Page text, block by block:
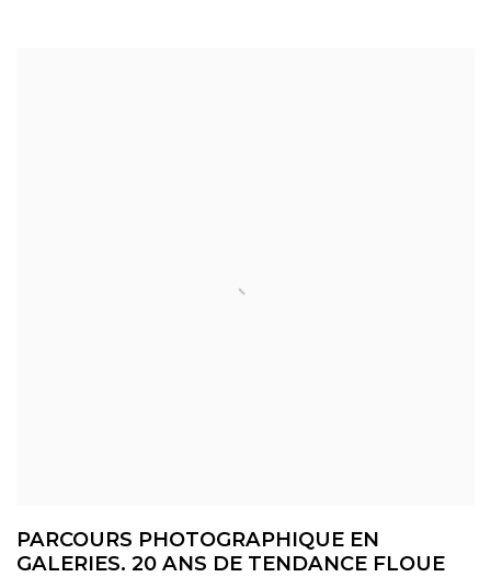
PARCOURS PHOTOGRAPHIQUE EN
GALERIES. 20 ANS DE TENDANCE FLOUE